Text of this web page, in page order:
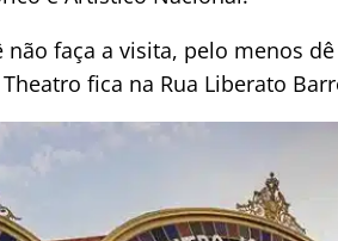
não faça a visita, pelo menos
fica na Rua Liberato